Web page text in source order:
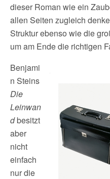
dieser Roman wie ein
allen Seiten zugleich
Struktur ebenso wie die
um am Ende die richtigen
Benjami
n Steins
Die
Leinwan
dbesitzt
aber
nicht
einfach
nur die